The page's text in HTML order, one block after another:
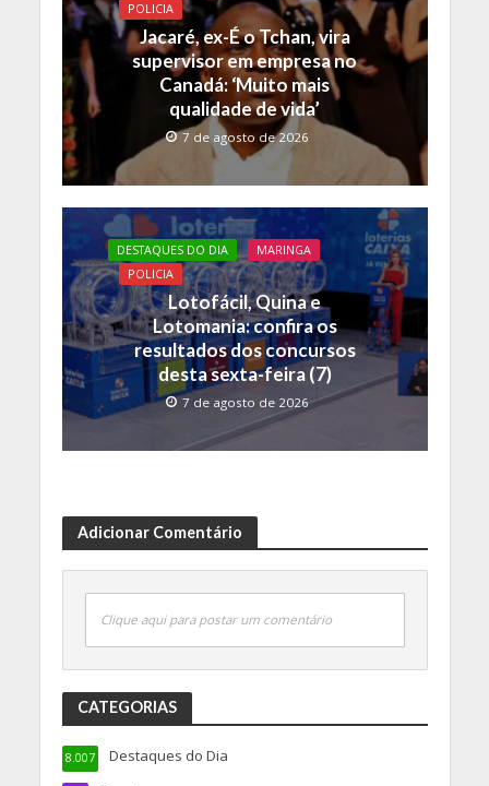
POLICIA
Jacaré, ex-É o Tchan, vira
supervisor em empresa no
Canadá: ‘Muito mais
qualidade de vida’
7 de agosto de 2026
DESTAQUES DO DIA
MARINGA
POLICIA
Lotofácil, Quina e
Lotomania: confira os
resultados dos concursos
desta sexta-feira (7)
7 de agosto de 2026
Adicionar Comentário
Clique aqui para postar um comentário
CATEGORIAS
Destaques do Dia
8.007